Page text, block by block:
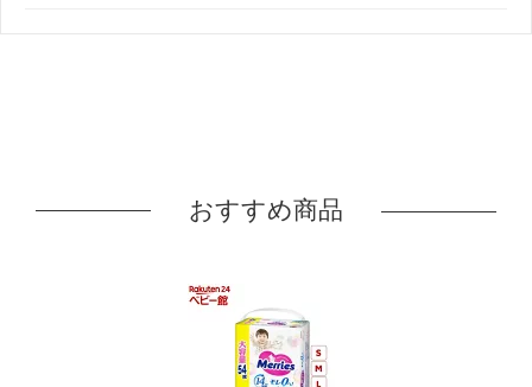
おすすめ商品